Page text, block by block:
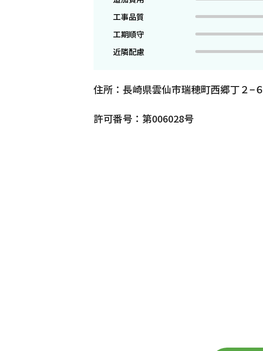
工事品質
工期順守
近隣配慮
住所：長崎県雲仙市瑞穂町西郷丁２−６
許可番号：第006028号